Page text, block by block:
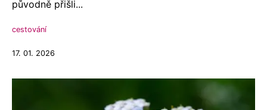
původně přišli...
cestování
17. 01. 2026